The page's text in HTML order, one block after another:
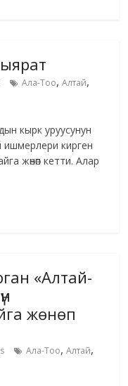
Ала-Тоо,Алтай,
кырк уруусунун
ишмерлери кирген
жөнөп кетти. Алар
«Алтай-
жөнөп
Ала-Тоо,Алтай,